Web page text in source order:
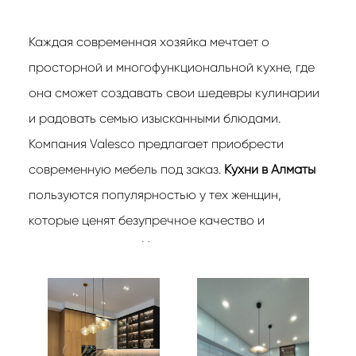
Каждая современная хозяйка мечтает о
просторной и многофункциональной кухне, где
она сможет создавать свои шедевры кулинарии
и радовать семью изысканными блюдами.
Компания Valesco предлагает приобрести
современную мебель под заказ. Кухни в Алматы
пользуются популярностью у тех женщин,
которые ценят безупречное качество и
приемлемые цены. Наши специалисты с
установленные сроки. Сделают все
необходимые замеры, составят эскизы и
чертежи. Когда заказ будет согласован с